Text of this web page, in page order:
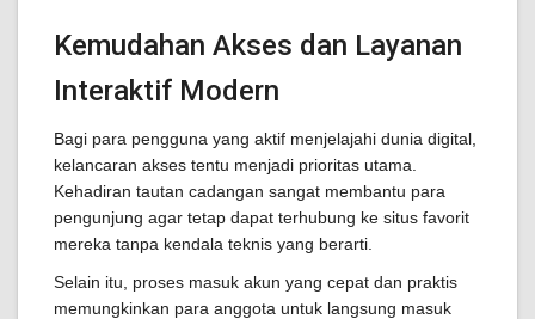
Kemudahan Akses dan Layanan
Interaktif Modern
Bagi para pengguna yang aktif menjelajahi dunia digital,
kelancaran akses tentu menjadi prioritas utama.
Kehadiran tautan cadangan sangat membantu para
pengunjung agar tetap dapat terhubung ke situs favorit
mereka tanpa kendala teknis yang berarti.
Selain itu, proses masuk akun yang cepat dan praktis
memungkinkan para anggota untuk langsung masuk